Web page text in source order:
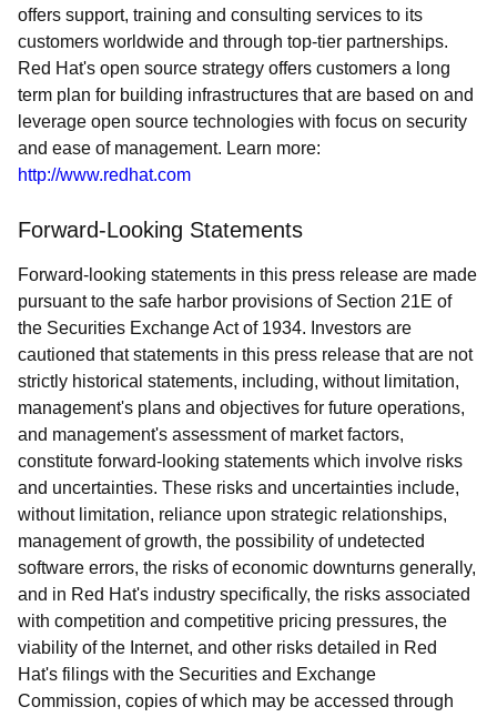
offers support, training and consulting services to its
customers worldwide and through top-tier partnerships.
Red Hat's open source strategy offers customers a long
term plan for building infrastructures that are based on and
leverage open source technologies with focus on security
and ease of management. Learn more:
http://www.redhat.com
Forward-Looking Statements
Forward-looking statements in this press release are made
pursuant to the safe harbor provisions of Section 21E of
the Securities Exchange Act of 1934. Investors are
cautioned that statements in this press release that are not
strictly historical statements, including, without limitation,
management's plans and objectives for future operations,
and management's assessment of market factors,
constitute forward-looking statements which involve risks
and uncertainties. These risks and uncertainties include,
without limitation, reliance upon strategic relationships,
management of growth, the possibility of undetected
software errors, the risks of economic downturns generally,
and in Red Hat's industry specifically, the risks associated
with competition and competitive pricing pressures, the
viability of the Internet, and other risks detailed in Red
Hat's filings with the Securities and Exchange
Commission, copies of which may be accessed through